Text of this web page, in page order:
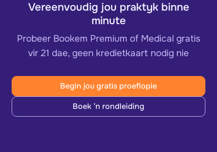
Vereenvoudig jou praktyk binne
minute
Probeer Bookem Premium of Medical gratis
vir 21 dae, geen kredietkaart nodig nie
Begin jou gratis proeflopie
Boek ’n rondleiding